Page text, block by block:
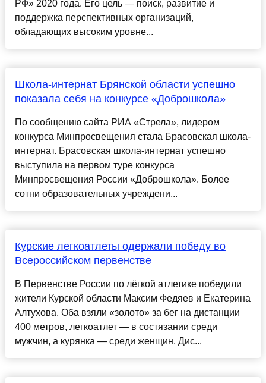
РФ» 2020 года. Его цель — поиск, развитие и
поддержка перспективных организаций,
обладающих высоким уровне...
Школа-интернат Брянской области успешно
показала себя на конкурсе «Доброшкола»
По сообщению сайта РИА «Стрела», лидером
конкурса Минпросвещения стала Брасовская школа-
интернат. Брасовская школа-интернат успешно
выступила на первом туре конкурса
Минпросвещения России «Доброшкола». Более
сотни образовательных учреждени...
Курские легкоатлеты одержали победу во
Всероссийском первенстве
В Первенстве России по лёгкой атлетике победили
жители Курской области Максим Федяев и Екатерина
Алтухова. Оба взяли «золото» за бег на дистанции
400 метров, легкоатлет — в состязании среди
мужчин, а курянка — среди женщин. Дис...